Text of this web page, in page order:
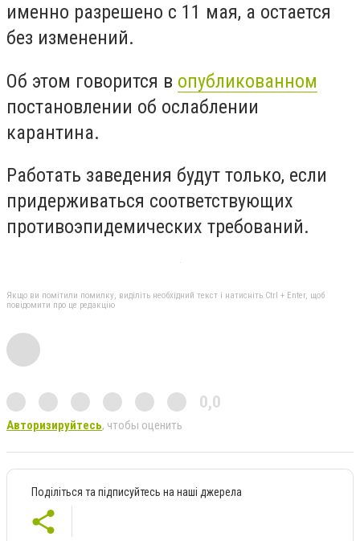
именно разрешено с 11 мая, а остается
без изменений.
Об этом говорится в опубликованном
постановлении об ослаблении
карантина.
Работать заведения будут только, если
придерживаться соответствующих
противоэпидемических требований.
Якщо ви помітили помилку, виділіть необхідний текст і натисніть Ctrl + Enter, щоб
повідомити про це редакцію
0,0
Авторизируйтесь, чтобы оценить
Поділіться та підписуйтесь на наші джерела